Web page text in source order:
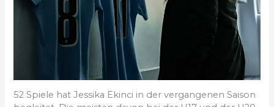
52 Spiele hat Jessika Ekinci in der vergangenen Saison